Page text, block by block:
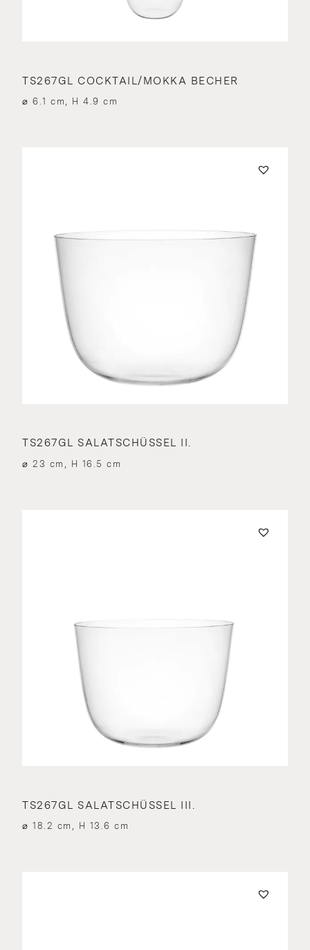
TS267GL COCKTAIL/MOKKA BECHER
⌀ 6.1 cm, H 4.9 cm
TS267GL SALATSCHÜSSEL II.
⌀ 23 cm, H 16.5 cm
TS267GL SALATSCHÜSSEL III.
⌀ 18.2 cm, H 13.6 cm